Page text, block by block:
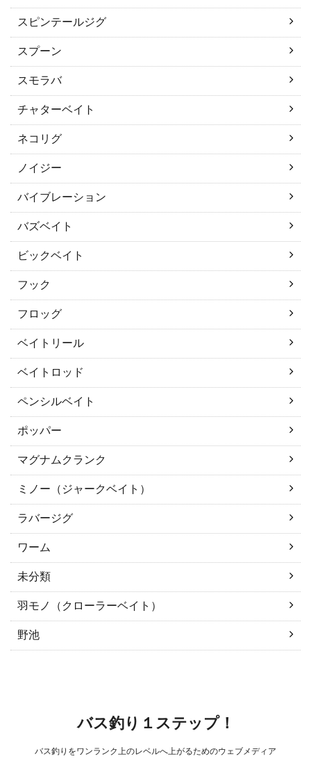
スピンテールジグ
スプーン
スモラバ
チャターベイト
ネコリグ
ノイジー
バイブレーション
バズベイト
ビックベイト
フック
フロッグ
ベイトリール
ベイトロッド
ペンシルベイト
ポッパー
マグナムクランク
ミノー（ジャークベイト）
ラバージグ
ワーム
未分類
羽モノ（クローラーベイト）
野池
バス釣り１ステップ！
バス釣りをワンランク上のレベルへ上がるためのウェブメディア